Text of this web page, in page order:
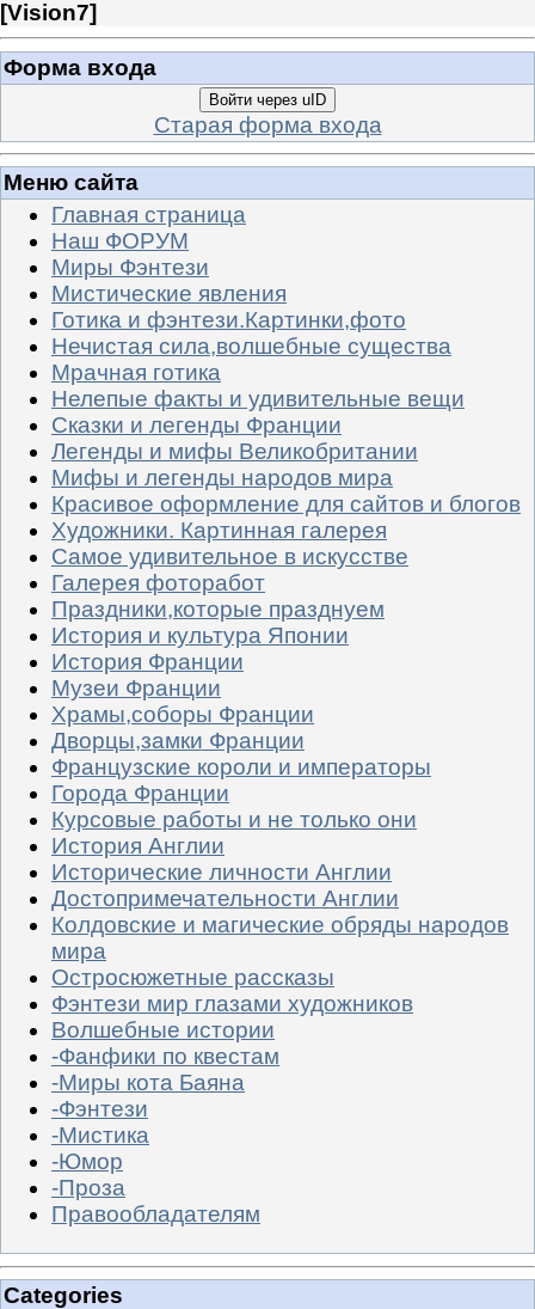
[Vision7]
Форма входа
Войти через uID
Старая форма входа
Меню сайта
Главная страница
Наш ФОРУМ
Миры Фэнтези
Мистические явления
Готика и фэнтези.Картинки,фото
Нечистая сила,волшебные существа
Мрачная готика
Нелепые факты и удивительные вещи
Сказки и легенды Франции
Легенды и мифы Великобритании
Мифы и легенды народов мира
Красивое оформление для сайтов и блогов
Художники. Картинная галерея
Самое удивительное в искусстве
Галерея фоторабот
Праздники,которые празднуем
История и культура Японии
История Франции
Музеи Франции
Храмы,соборы Франции
Дворцы,замки Франции
Французские короли и императоры
Города Франции
Курсовые работы и не только они
История Англии
Исторические личности Англии
Достопримечательности Англии
Колдовские и магические обряды народов
мира
Остросюжетные рассказы
Фэнтези мир глазами художников
Волшебные истории
-Фанфики по квестам
-Миры кота Баяна
-Фэнтези
-Мистика
-Юмор
-Проза
Правообладателям
Categories